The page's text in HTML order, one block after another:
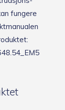
fungere